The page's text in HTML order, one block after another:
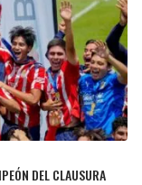
DEL CLAUSURA